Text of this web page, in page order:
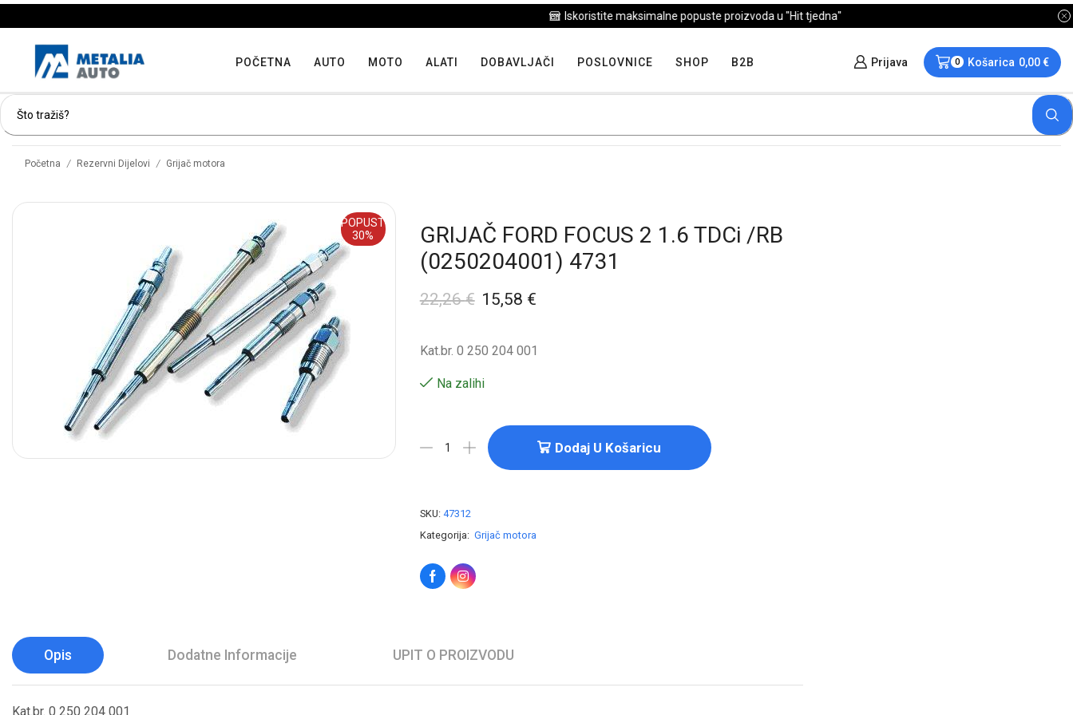
Iskoristite maksimalne popuste proizvoda u "Hit tjedna"
POČETNA AUTO MOTO ALATI DOBAVLJAČI POSLOVNICE SHOP B2B Prijava 0 Košarica 0,00€
Početna / Rezervni Dijelovi / Grijač motora
POPUST
30%
GRIJAČ FORD FOCUS 2 1.6 TDCi /RB
(0250204001) 4731
22,26€ 15,58 €
Kat.br. 0 250 204 001
Na zalihi
Dodaj U Košaricu
SKU: 47312
Kategorija: Grijač motora
Opis Dodatne Informacije UPIT O PROIZVODU
Kat.br. 0 250 204 001